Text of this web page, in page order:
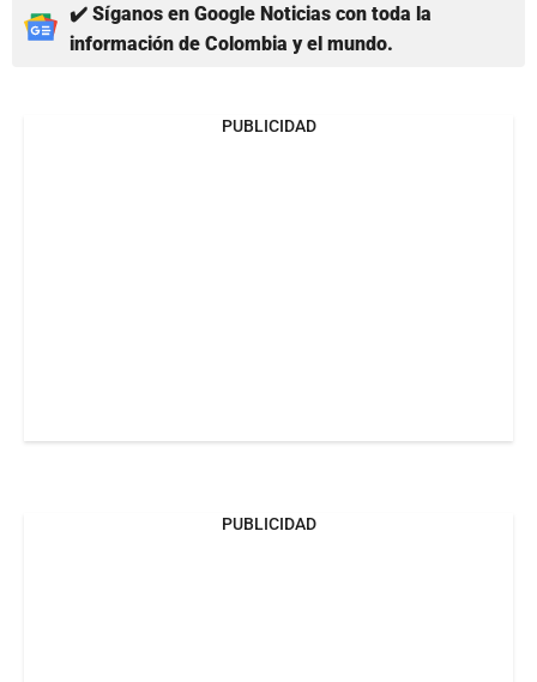
✔️ Síganos en Google Noticias con toda la
información de Colombia y el mundo.
PUBLICIDAD
PUBLICIDAD